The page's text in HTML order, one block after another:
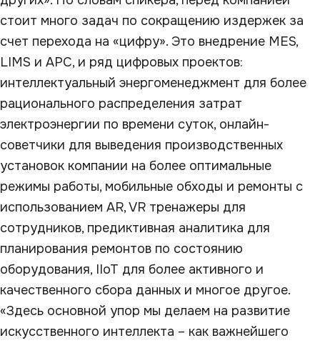
стоит много задач по сокращению издержек за
счет перехода на «цифру». Это внедрение MES,
LIMS и АРС, и ряд цифровых проектов:
интеллектуальный энергоменеджмент для более
рационального распределения затрат
электроэнергии по времени суток, онлайн-
советчики для выведения производственных
установок компании на более оптимальные
режимы работы, мобильные обходы и ремонты с
использованием AR, VR тренажеры для
сотрудников, предиктивная аналитика для
планирования ремонтов по состоянию
оборудования, IIoT для более активного и
качественного сбора данных и многое другое.
«Здесь основной упор мы делаем на развитие
искусственного интеллекта – как важнейшего